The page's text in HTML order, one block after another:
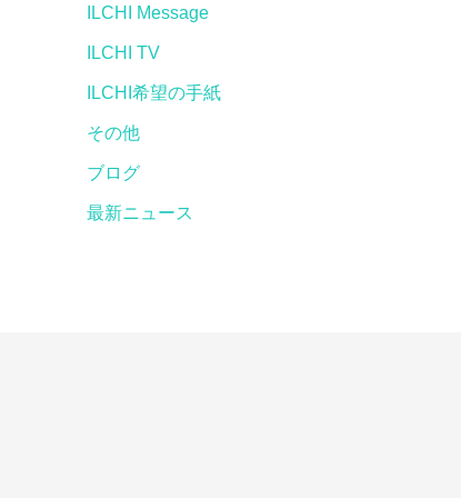
ILCHI Message
ILCHI TV
ILCHI希望の手紙
その他
ブログ
最新ニュース